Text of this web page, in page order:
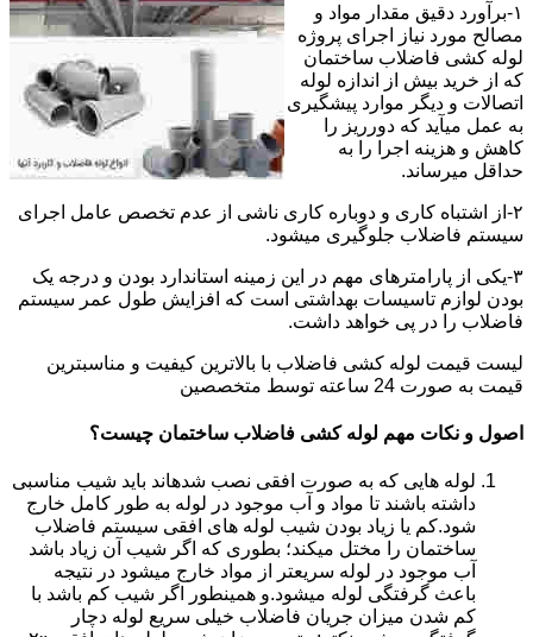
۱-برآورد دقیق مقدار مواد و
مصالح مورد نیاز اجرای پروژه
لوله کشی فاضلاب ساختمان
که از خرید بیش از اندازه لوله
اتصالات و دیگر موارد پیشگیری
به عمل میآید که دورریز را
کاهش و هزینه اجرا را به
حداقل میرساند.
۲-از اشتباه کاری و دوباره کاری ناشی از عدم تخصص عامل اجرای
سیستم فاضلاب جلوگیری میشود.
۳-یکی از پارامترهای مهم در این زمینه استاندارد بودن و درجه یک
بودن لوازم تاسیسات بهداشتی است که افزایش طول عمر سیستم
فاضلاب را در پی خواهد داشت.
لیست قیمت لوله کشی فاضلاب با بالاترین کیفیت و مناسبترین
قیمت به صورت 24 ساعته توسط متخصصین
اصول و نکات مهم لوله کشی فاضلاب ساختمان چیست؟
لوله هایی که به صورت افقی نصب شدهاند باید شیب مناسبی
داشته باشند تا مواد و آب موجود در لوله به طور کامل خارج
شود.کم یا زیاد بودن شیب لوله های افقی سیستم فاضلاب
ساختمان را مختل میکند؛ بطوری که اگر شیب آن زیاد باشد
آب موجود در لوله سریعتر از مواد خارج میشود در نتیجه
باعث گرفتگی لوله میشود.و همینطور اگر شیب کم باشد با
کم شدن میزان جریان فاضلاب خیلی سریع لوله دچار